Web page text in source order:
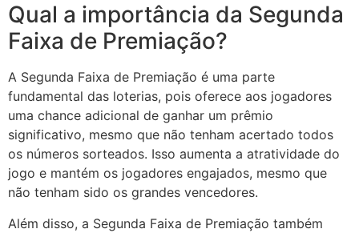
Qual a importância da Segunda
Faixa de Premiação?
A Segunda Faixa de Premiação é uma parte
fundamental das loterias, pois oferece aos jogadores
uma chance adicional de ganhar um prêmio
significativo, mesmo que não tenham acertado todos
os números sorteados. Isso aumenta a atratividade do
jogo e mantém os jogadores engajados, mesmo que
não tenham sido os grandes vencedores.
Além disso, a Segunda Faixa de Premiação também